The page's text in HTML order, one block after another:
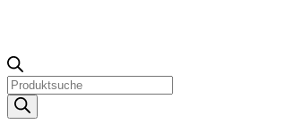
Products
search